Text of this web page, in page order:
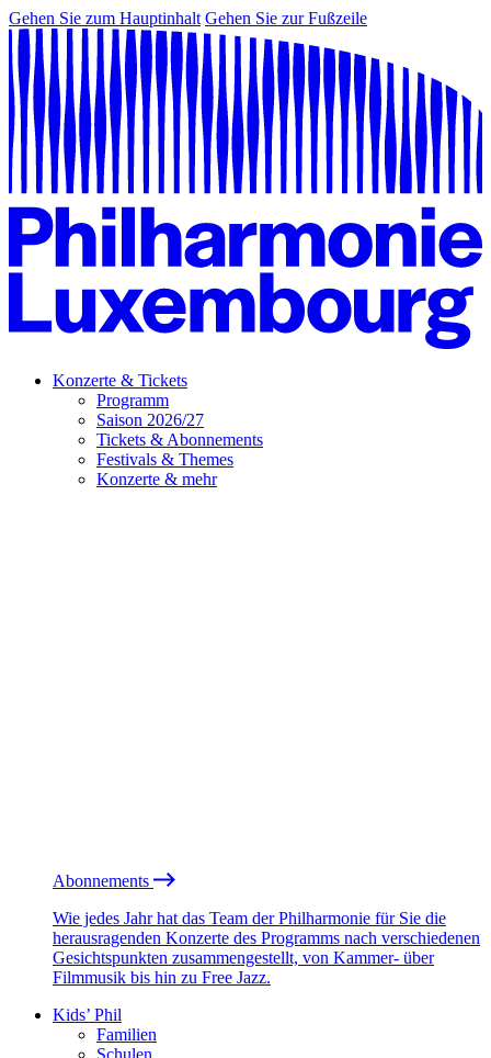
Gehen Sie zum Hauptinhalt Gehen Sie zur Fußzeile
Konzerte & Tickets
Programm
Saison 2026/27
Tickets & Abonnements
Festivals & Themes
Konzerte & mehr
Abonnements
Wie jedes Jahr hat das Team der Philharmonie für Sie die
herausragenden Konzerte des Programms nach verschiedenen
Gesichtspunkten zusammengestellt, von Kammer- über
Filmmusik bis hin zu Free Jazz.
Kids’ Phil
Familien
Schulen